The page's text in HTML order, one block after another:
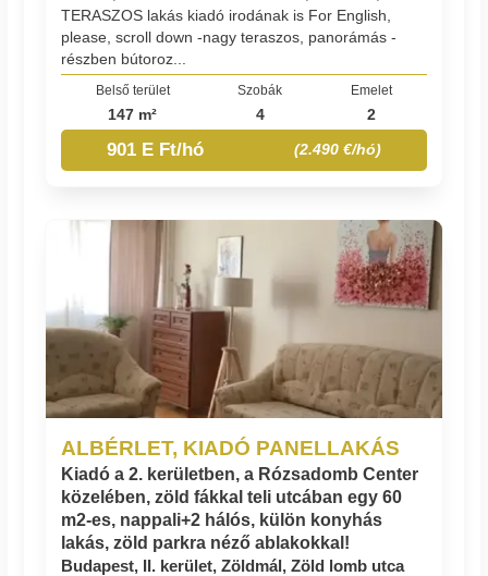
TERASZOS lakás kiadó irodának is For English,
please, scroll down -nagy teraszos, panorámás -
részben bútoroz...
Belső terület
147 m²
Szobák
4
Emelet
2
901 E Ft/hó (2.490 €/hó)
ALBÉRLET, KIADÓ PANELLAKÁS
Kiadó a 2. kerületben, a Rózsadomb Center
közelében, zöld fákkal teli utcában egy 60
m2-es, nappali+2 hálós, külön konyhás
lakás, zöld parkra néző ablakokkal!
Budapest, II. kerület, Zöldmál, Zöld lomb utca